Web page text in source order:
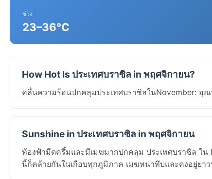
ช่วง
23–36°C
How Hot Is ประเทศบราซิล in พฤศจิกายน?
คลื่นความร้อนปกคลุมประเทศบราซิลในNovember: อุ
Sunshine in ประเทศบราซิล in พฤศจิกายน
ท้องฟ้ามืดครึ้มและมีเมฆมากปกคลุม ประเทศบราซิล ใน
นี้ก็คล้ายกันในเกือบทุกภูมิภาค เมฆหนาทึบและคงอยู่ย